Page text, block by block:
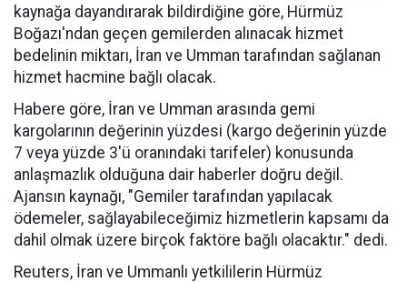
kaynağa dayandırarak bildirdiğine göre, Hürmüz
Boğazı'ndan geçen gemilerden alınacak hizmet
bedelinin miktarı, İran ve Umman tarafından sağlanan
hizmet hacmine bağlı olacak.
Habere göre, İran ve Umman arasında gemi
kargolarının değerinin yüzdesi (kargo değerinin yüzde
7 veya yüzde 3'ü oranındaki tarifeler) konusunda
anlaşmazlık olduğuna dair haberler doğru değil.
Ajansın kaynağı, "Gemiler tarafından yapılacak
ödemeler, sağlayabileceğimiz hizmetlerin kapsamı da
dahil olmak üzere birçok faktöre bağlı olacaktır." dedi.
Reuters, İran ve Ummanlı yetkililerin Hürmüz